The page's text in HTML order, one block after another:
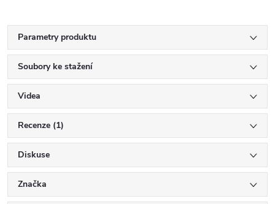
Parametry produktu
Soubory ke stažení
Videa
Recenze (1)
Diskuse
Značka